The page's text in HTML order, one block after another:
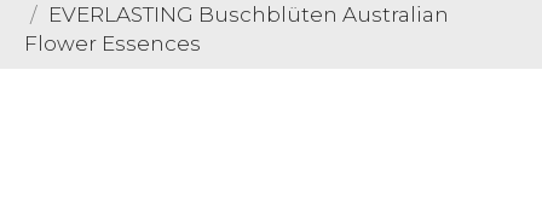
EVERLASTING Buschblüten Australian
Flower Essences